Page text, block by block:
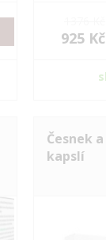
925 Kč
Česnek
kapslí